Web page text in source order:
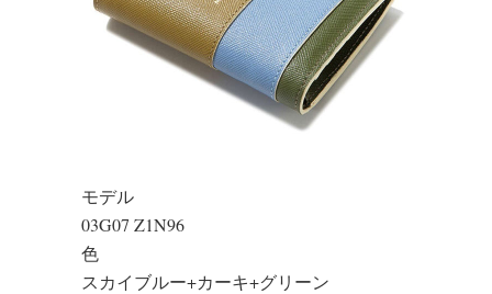
モデル
03G07 Z1N96
色
スカイブルー+カーキ+グリーン